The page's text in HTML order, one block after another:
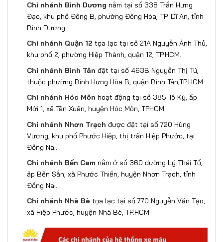
Chi nhánh Bình Dương nằm tại số 338 Trần Hưng
Đạo, khu phố Đông B, phường Đông Hòa, TP. Dĩ An, tỉnh
Bình Dương.
Chi nhánh Quận 12 tọa lạc tại số 21A Nguyễn Ảnh Thủ,
khu phố 2, phường Hiệp Thành, quận 12, TP.HCM.
Chi nhánh Bình Tân đặt tại số 463B Nguyễn Thị Tú,
thuộc phường Bình Hưng Hòa B, quận Bình Tân,TP.HCM.
Chi nhánh Hóc Môn hoạt động tại số 385 Tô Ký, ấp
Mới 1, xã Tân Xuân, huyện Hóc Môn, TPHCM.
Chi nhánh Nhơn Trạch được đặt tại số 720 Hùng
Vương, khu phố Phước Hiệp, thị trấn Hiệp Phước, tại
Đồng Nai.
Chi nhánh Bến Cam nằm ở số 360 đường Lý Thái Tổ,
ấp Bến Sắn, xã Phước Thiền, huyện Nhơn Trạch, tỉnh
Đồng Nai.
Chi nhánh Nhà Bè tọa lạc tại số 770 Nguyễn Văn Tạo,
xã Hiệp Phước, huyện Nhà Bè, TP.HCM